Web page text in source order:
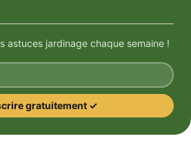
astuces jardinage chaque semaine !
gratuitement ✓